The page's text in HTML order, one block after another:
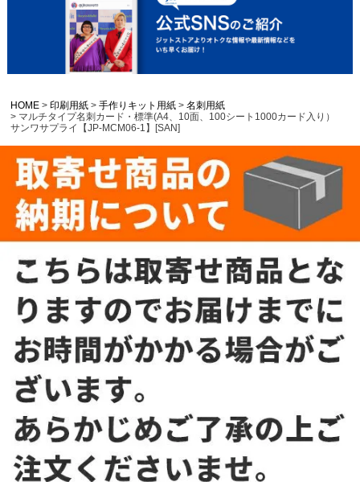
HOME 印刷用紙 手作りキット用紙
名刺用紙
マルチタイプ名刺カード・標準(A4、10面、100シート1000カード入り）
サンワサプライ【JP-MCM06-1】[SAN]